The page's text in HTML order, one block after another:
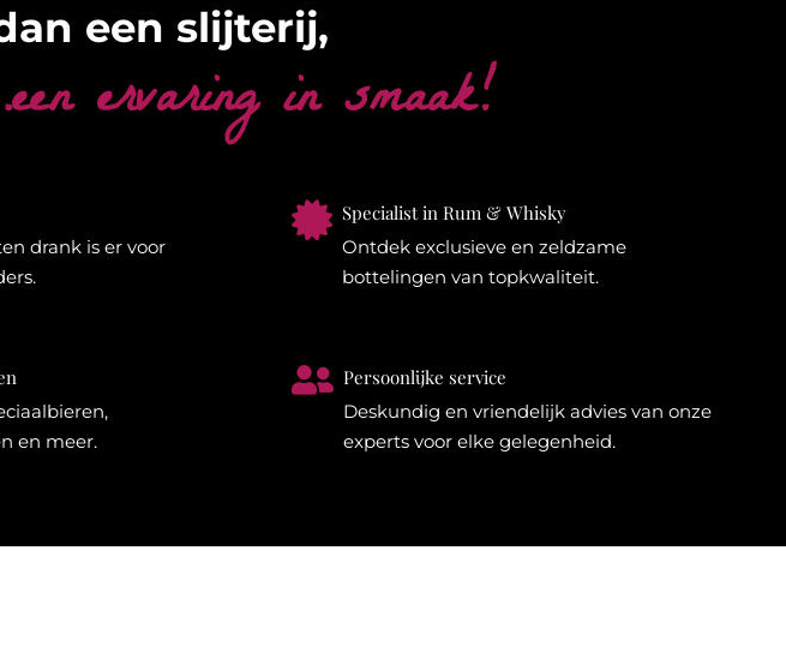
een slijterij,
ervaring in smaak!
drank is er voor
 Specialist in Rum & Whisky
Ontdek exclusieve en zeldzame
bottelingen van topkwaliteit.
en meer.
 Persoonlijke service
Deskundig en vriendelijk advies van onze
experts voor elke gelegenheid.